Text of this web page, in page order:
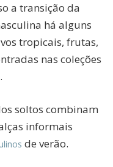
a transição da
há alguns
tropicais, frutas,
nas coleções
soltos combinam
informais
de verão.